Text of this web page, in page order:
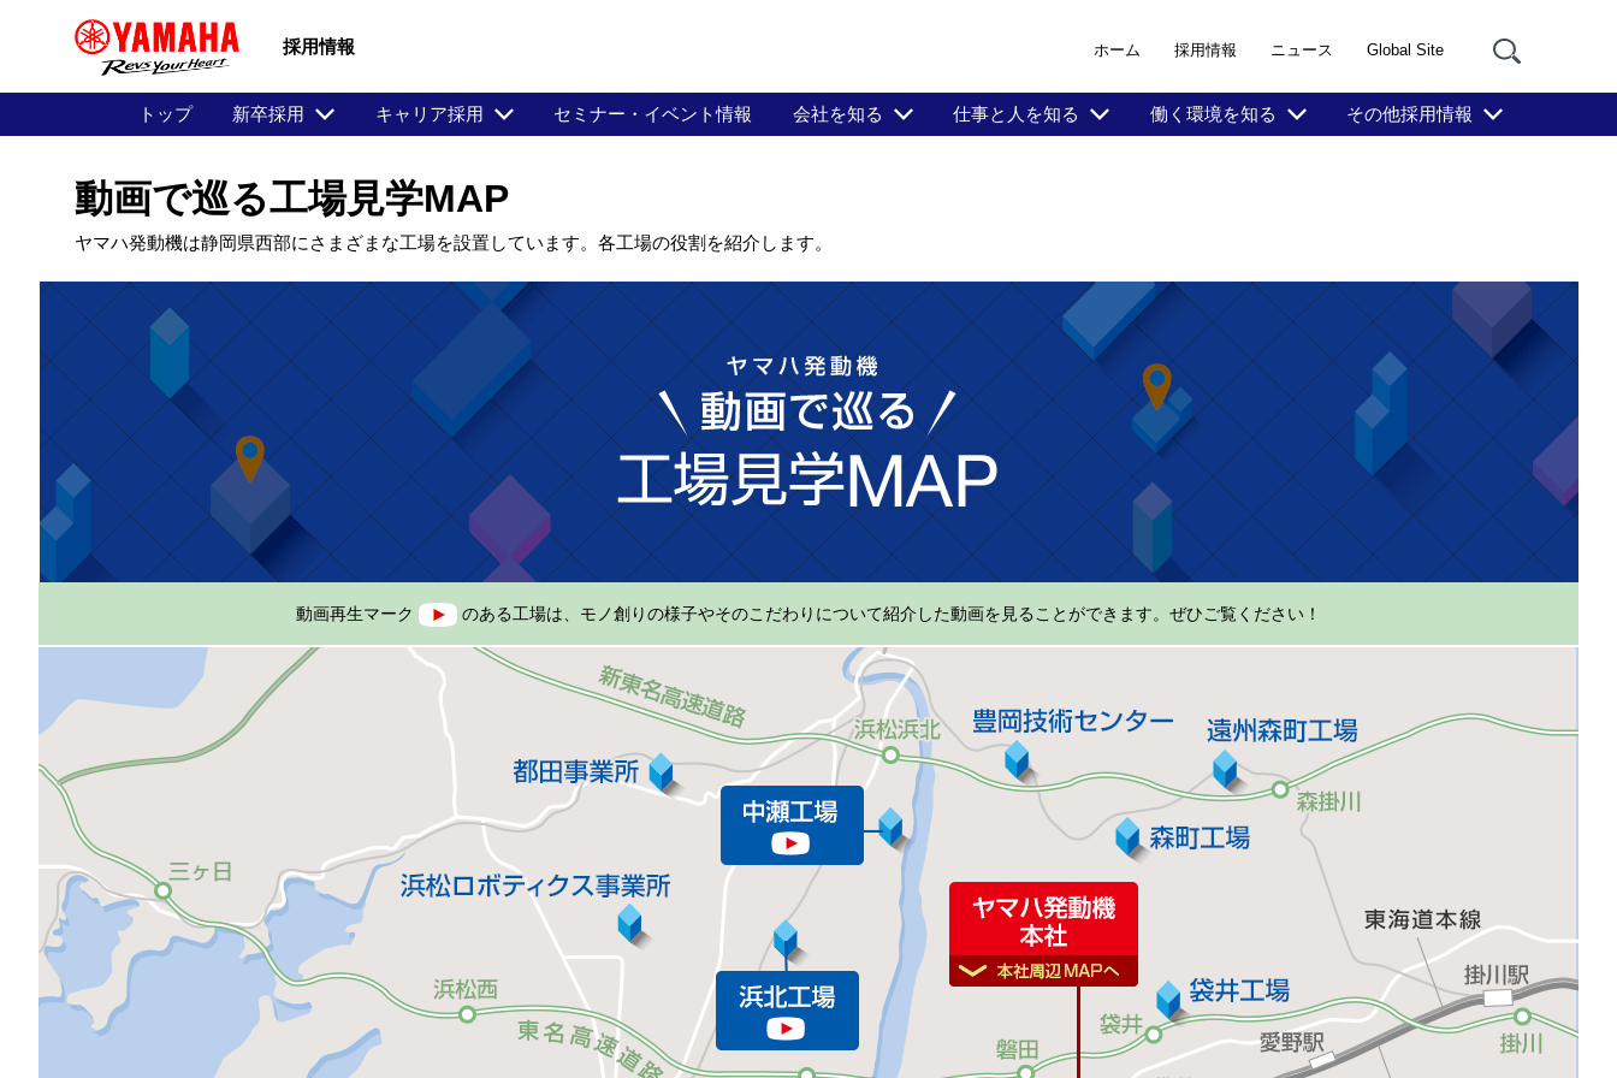
採用情報 ホーム 採用情報 ニュース Global Site
トップ 新卒採用 キャリア採用 セミナー・イベント情報 会社を知る 仕事と人を知る 働く環境を知る その他採用情報
動画で巡る工場見学MAP
ヤマハ発動機は静岡県西部にさまざまな工場を設置しています。各工場の役割を紹介します。
動画再生マーク のある工場は、モノ創りの様子やそのこだわりについて紹介した動画を見ることができます。ぜひご覧ください！